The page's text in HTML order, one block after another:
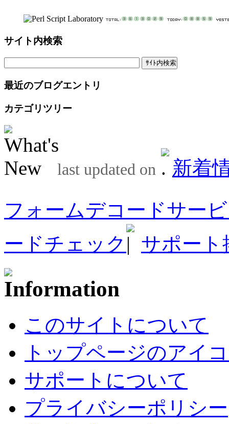
サイト内検索
最近のブログエントリ
カテゴリツリー
last updated on
新着
フォームデコードサー
ードチェック
サポート
このサイトについて
トップページのアイ
サポートについて
プライバシーポリシー